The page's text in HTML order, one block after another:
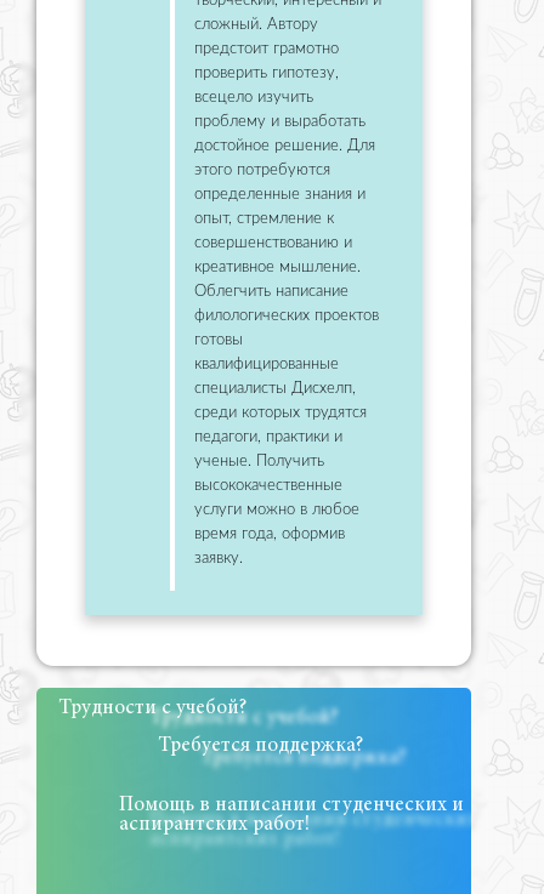
сложный. Автору
предстоит грамотно
проверить гипотезу,
всецело изучить
проблему и выработать
достойное решение. Для
этого потребуются
определенные знания и
опыт, стремление к
совершенствованию и
креативное мышление.
Облегчить написание
филологических проектов
готовы
квалифицированные
специалисты Дисхелп,
среди которых трудятся
педагоги, практики и
ученые. Получить
высококачественные
услуги можно в любое
время года, оформив
заявку.
Трудности с учебой?
Требуется поддержка?
Помощь в написании студенческих и
аспирантских работ!